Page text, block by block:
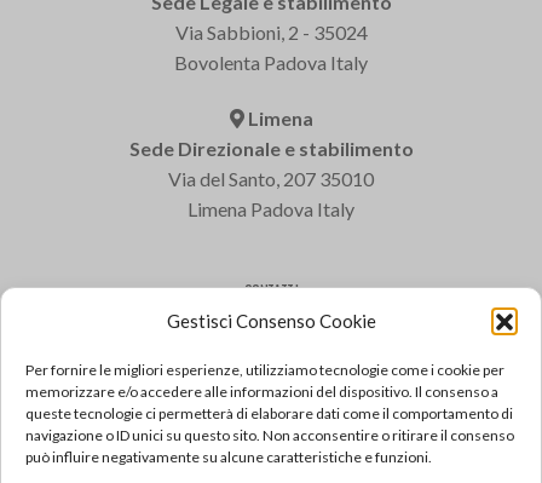
Gestisci Consenso Cookie
Per fornire le migliori esperienze, utilizziamo tecnologie come i cookie per
memorizzare e/o accedere alle informazioni del dispositivo. Il consenso a
queste tecnologie ci permetterà di elaborare dati come il comportamento di
navigazione o ID unici su questo sito. Non acconsentire o ritirare il consenso
può influire negativamente su alcune caratteristiche e funzioni.
Via Sabbioni, 2 - 35024
Bovolenta Padova Italy
Limena
Sede Direzionale e stabilimento
Via del Santo, 207 35010
Limena Padova Italy
CONTATTI
Varem S.p.a.
Tel: +39 049 8840322
Fax: +39 049 8841399
Email: varem@varem.com